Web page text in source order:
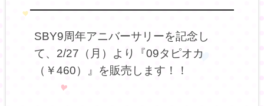
SBY9周年アニバーサリーを記念し
て、2/27（月）より『09タピオカ
（￥460）』を販売します！！